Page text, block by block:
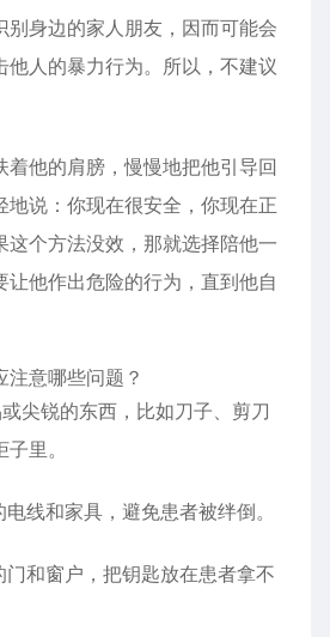
别身边的家人朋友，因而可能会
他人的暴力行为。所以，不建议
着他的肩膀，慢慢地把他引导回
地说：你现在很安全，你现在正
这个方法没效，那就选择陪他一
让他作出危险的行为，直到他自
注意哪些问题？
尖锐的东西，比如刀子、剪刀
里。
线和家具，避免患者被绊倒。
和窗户，把钥匙放在患者拿不